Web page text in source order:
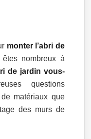
monter l’abri de
nombreux à
de jardin vous-
questions
matériaux que
des murs de